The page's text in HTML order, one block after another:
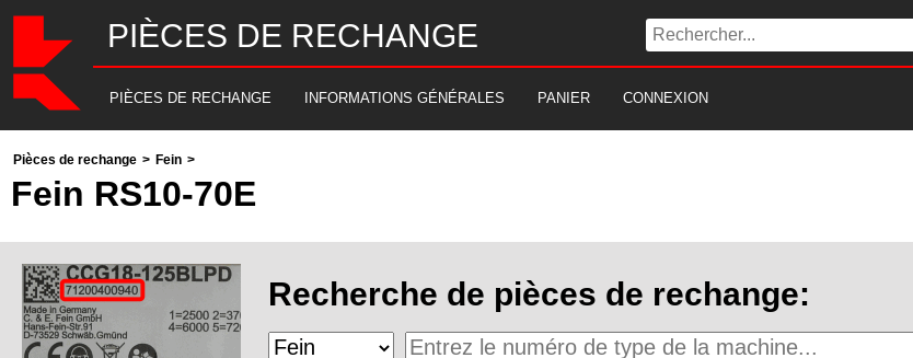
PIÈCES DE RECHANGE
PIÈCES DE RECHANGE INFORMATIONS GÉNÉRALES PANIER CONNEXION
Pièces de rechange > Fein >
Fein RS10-70E
Recherche de pièces de rechange: